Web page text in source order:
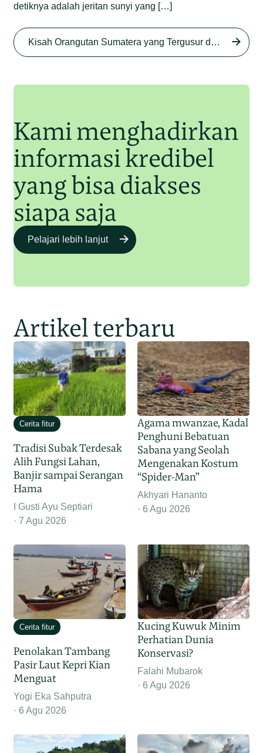
Sumatera di Rawa Tripa
Junaidi Hanafiah 27 Agu 2025
Begini Modus Perburuan
detiknya adalah jeritan sunyi yang […]
Kisah Orangutan Sumatera yang Tergusur dari Rumah Sendiri series
Kami menghadirkan
informasi kredibel
yang bisa diakses
siapa saja
Pelajari lebih lanjut
Artikel terbaru
Cerita fitur
Tradisi Subak Terdesak
Alih Fungsi Lahan,
Banjir sampai Serangan
Hama
I Gusti Ayu Septiari
7 Agu 2026
Agama mwanzae, Kadal
Penghuni Bebatuan
Sabana yang Seolah
Mengenakan Kostum
“Spider-Man”
Akhyari Hananto
6 Agu 2026
Cerita fitur
Penolakan Tambang
Pasir Laut Kepri Kian
Menguat
Yogi Eka Sahputra
6 Agu 2026
Kucing Kuwuk Minim
Perhatian Dunia
Konservasi?
Falahi Mubarok
6 Agu 2026